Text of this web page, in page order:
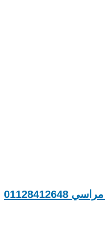
صيانة تكييفات كاريير في مراسي 01128412648